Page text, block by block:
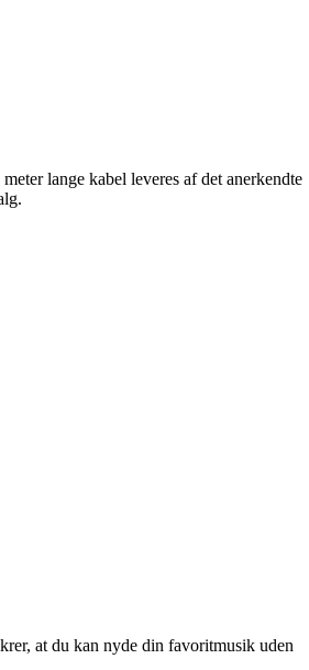
lange kabel leveres af det anerkendte
at du kan nyde din favoritmusik uden